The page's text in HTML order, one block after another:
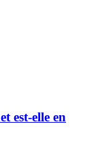
est-elle en